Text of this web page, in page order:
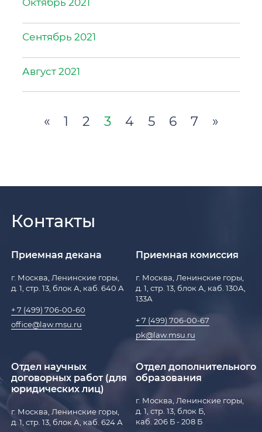
Сентябрь 2021
Август 2021
« 1 2 3 4 5 6 7 »
Контакты
Приемная декана
г. Москва, Ленинские горы,
д. 1, стр. 13, блок А, каб. 640 А
+ 7 (499) 706-00-60
office@law.msu.ru
Приемная комиссия
г. Москва, Ленинские горы,
д. 1, стр. 13, блок А, каб. 130А,
133А
+ 7 (499) 706-00-67
pk@law.msu.ru
Отдел научных
договорных работ (для
юридических лиц)
г. Москва, Ленинские горы,
д. 1, стр. 13, блок А, каб. 624 А
Отдел дополнительного
образования
г. Москва, Ленинские горы,
д. 1, стр. 13, блок Б,
каб. 206 Б - 208 Б